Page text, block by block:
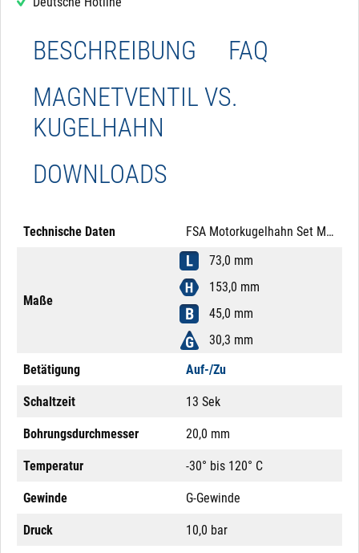
BESCHREIBUNG
FAQ
MAGNETVENTIL VS.
KUGELHAHN
DOWNLOADS
Technische Daten FSA Motorkugelhahn Set Messing 1" 24V AC Auf-/Zu Mutter Messing
Maße
73,0 mm
153,0 mm
45,0 mm
30,3 mm
Betätigung
Auf-/Zu
Schaltzeit 13 Sek
Bohrungsdurchmesser 20,0 mm
Temperatur -30° bis 120° C
Gewinde G-Gewinde
Druck 10,0 bar